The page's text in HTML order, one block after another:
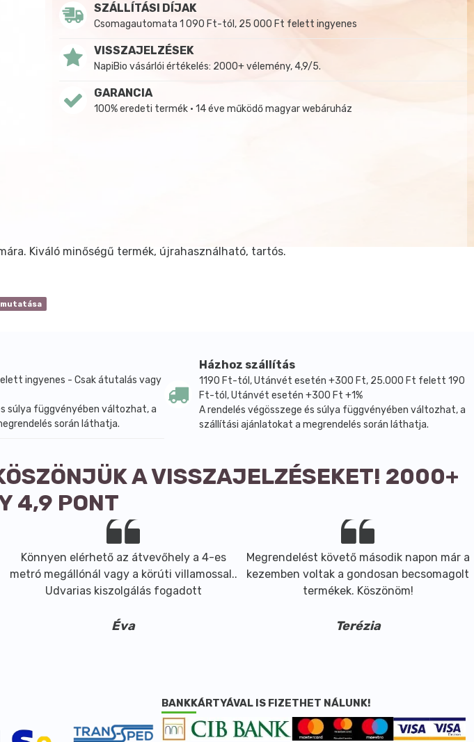
SZÁLLÍTÁSI DÍJAK
Csomagautomata 1 090 Ft-tól, 25 000 Ft felett ingyenes
VISSZAJELZÉSEK
NapiBio vásárlói értékelés: 2000+ vélemény, 4,9/5.
GARANCIA
100% eredeti termék • 14 éve működő magyar webáruház
Kiváló minőségű termék, újrahasználható, tartós.
ingyenes - Csak átutalás vagy
súlya függvényében változhat, a
során láthatja.
Házhoz szállítás
1190 Ft-tól, Utánvét esetén +300 Ft, 25.000 Ft felett 190
Ft-tól, Utánvét esetén +300 Ft +1%
A rendelés végösszege és súlya függvényében változhat, a
szállítási ajánlatokat a megrendelés során láthatja.
A VISSZAJELZÉSEKET! 2000+
4,9 PONT
Könnyen elérhető az átvevőhely a 4-es
metró megállónál vagy a körúti villamossal..
Udvarias kiszolgálás fogadott
Éva
Megrendelést követő második napon már a
kezemben voltak a gondosan becsomagolt
termékek. Köszönöm!
Terézia
BANKKÁRTYÁVAL IS FIZETHET NÁLUNK!